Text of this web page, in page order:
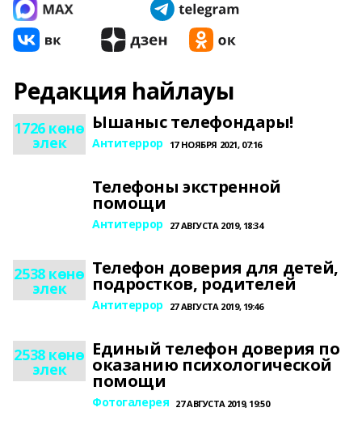
Редакция һайлауы
1726 көнө
элек
Ышаныс телефондары!
Антитеррор 17 НОЯБРЯ 2021, 07:16
Телефоны экстренной
помощи
Антитеррор 27 АВГУСТА 2019, 18:34
2538 көнө
элек
Телефон доверия для детей,
подростков, родителей
Антитеррор 27 АВГУСТА 2019, 19:46
2538 көнө
элек
Единый телефон доверия по
оказанию психологической
помощи
Фотогалерея 27 АВГУСТА 2019, 19:50